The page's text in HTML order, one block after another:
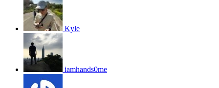
Kyle
iamhands0me